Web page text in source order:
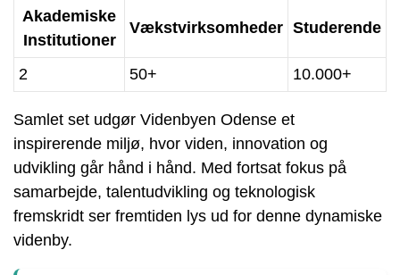
Akademiske
Institutioner
Vækstvirksomheder Studerende
2 50+ 10.000+
Samlet set udgør Videnbyen Odense et
inspirerende miljø, hvor viden, innovation og
udvikling går hånd i hånd. Med fortsat fokus på
samarbejde, talentudvikling og teknologisk
fremskridt ser fremtiden lys ud for denne dynamiske
videnby.